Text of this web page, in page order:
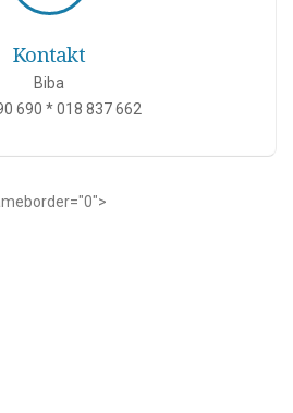
Kontakt
Biba
690 * 018 837 662